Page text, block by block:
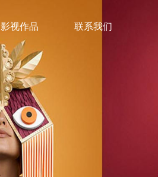
影视作品 联系我们